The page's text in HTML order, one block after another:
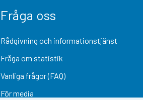
Fråga oss
Rådgivning och informationstjänst
Fråga om statistik
Vanliga frågor (FAQ)
För media